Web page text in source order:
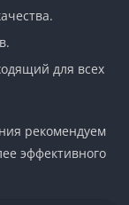
для всех
рекомендуем
эффективного